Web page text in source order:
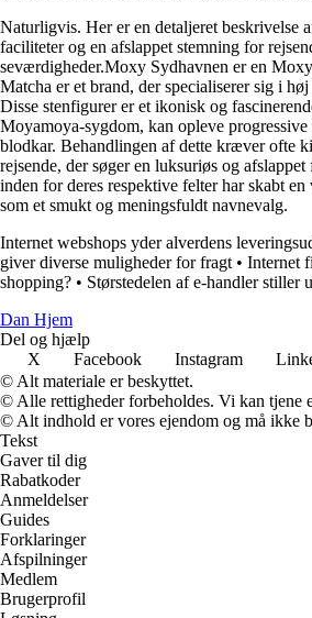
Naturligvis. Her er en detaljeret
faciliteter og en afslappet stemning for
seværdigheder.Moxy Sydhavnen er en
Matcha er et brand, der specialiserer sig i
Disse stenfigurer er et ikonisk og
Moyamoya-sygdom, kan opleve
blodkar. Behandlingen af dette kræver ofte
rejsende, der søger en luksuriøs og
inden for deres respektive felter har skabt
som et smukt og meningsfuldt navnevalg.
Internet webshops yder alverdens
giver diverse muligheder for fragt • Internet
shopping? • Størstedelen af e-handler stiller
Dan Hjem
Del og hjælp
X
Facebook Instagram
© Alt materiale er beskyttet.
© Alle rettigheder forbeholdes. Vi kan tjene
© Alt indhold er vores ejendom og må ikke
Tekst
Gaver til dig
Rabatkoder
Anmeldelser
Guides
Forklaringer
Afspilninger
Medlem
Brugerprofil